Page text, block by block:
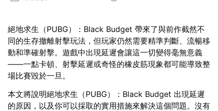
絕地求生（PUBG）：Black Budget 帶來了與前作截然不
同的生存撤離射擊玩法，但玩家仍然需要精準判斷、流暢移
動和準確射擊。遊戲中出現延遲會讓這一切變得毫無意義
——一點卡頓、射擊延遲或奇怪的橡皮筋現象都可能導致整
場比賽毀於一旦。
本文將說明絕地求生（PUBG）：Black Budget 出現延遲
的原因，以及你可以採取的實用措施來解決這個問題。沒有